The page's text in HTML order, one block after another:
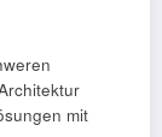
mit